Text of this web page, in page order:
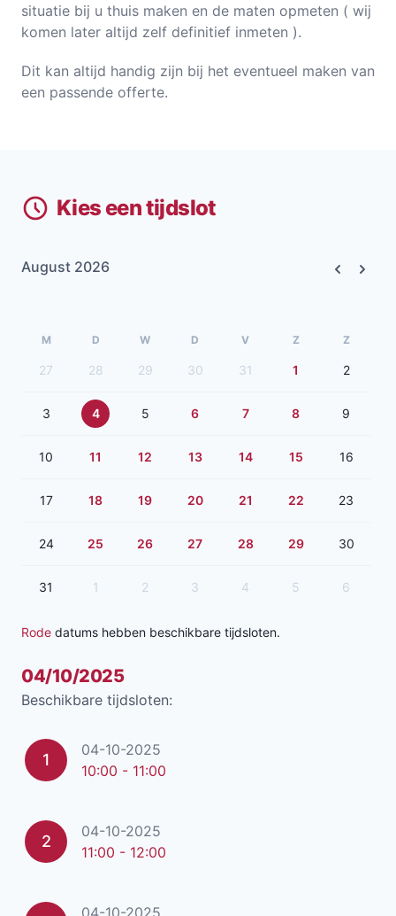
situatie bij u thuis maken en de maten opmeten ( wij
komen later altijd zelf definitief inmeten ).
Dit kan altijd handig zijn bij het eventueel maken van
een passende offerte.
Kies een tijdslot
August 2026
M D W D V Z Z
27 28 29 30 31 1 2
3 4 5 6 7 8 9
10 11 12 13 14 15 16
17 18 19 20 21 22 23
24 25 26 27 28 29 30
31 1 2 3 4 5 6
Rode datums hebben beschikbare tijdsloten.
04/10/2025
Beschikbare tijdsloten:
1
04-10-2025
10:00 - 11:00
2
04-10-2025
11:00 - 12:00
04-10-2025